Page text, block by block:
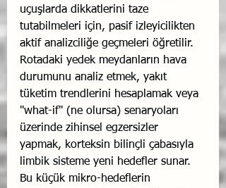
uçuşlarda dikkatlerini taze
tutabilmeleri için, pasif izleyicilikten
aktif analizciliğe geçmeleri öğretilir.
Rotadaki yedek meydanların hava
durumunu analiz etmek, yakıt
tüketim trendlerini hesaplamak veya
"what-if" (ne olursa) senaryoları
üzerinde zihinsel egzersizler
yapmak, korteksin bilinçli çabasıyla
limbik sisteme yeni hedefler sunar.
Bu küçük mikro-hedeflerin